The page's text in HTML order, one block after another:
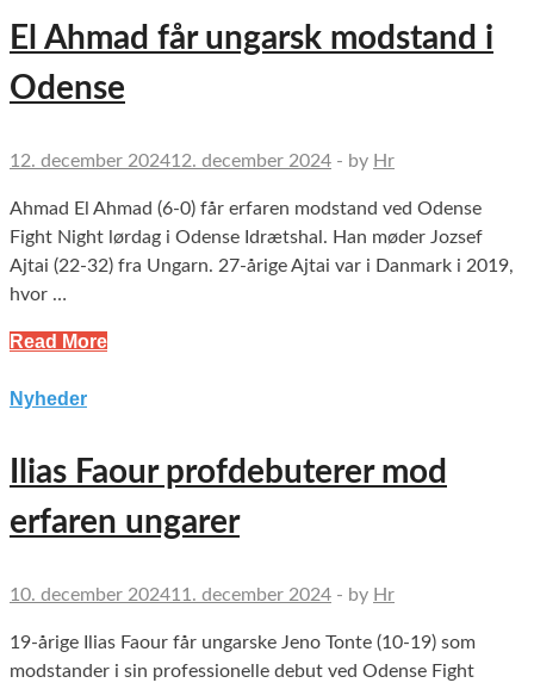
El Ahmad får ungarsk modstand i
Odense
12. december 202412. december 2024 - by Hr
Ahmad El Ahmad (6-0) får erfaren modstand ved Odense
Fight Night lørdag i Odense Idrætshal. Han møder Jozsef
Ajtai (22-32) fra Ungarn. 27-årige Ajtai var i Danmark i 2019,
hvor …
Read More
Nyheder
Ilias Faour profdebuterer mod
erfaren ungarer
10. december 202411. december 2024 - by Hr
19-årige Ilias Faour får ungarske Jeno Tonte (10-19) som
modstander i sin professionelle debut ved Odense Fight